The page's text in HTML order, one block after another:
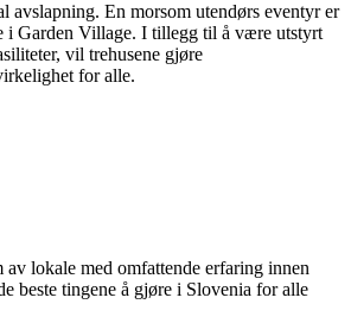
avslapning. En morsom utendørs eventyr er
i Garden Village. I tillegg til å være utstyrt
vil trehusene gjøre
for alle.
av lokale med omfattende erfaring innen
beste tingene å gjøre i Slovenia for alle